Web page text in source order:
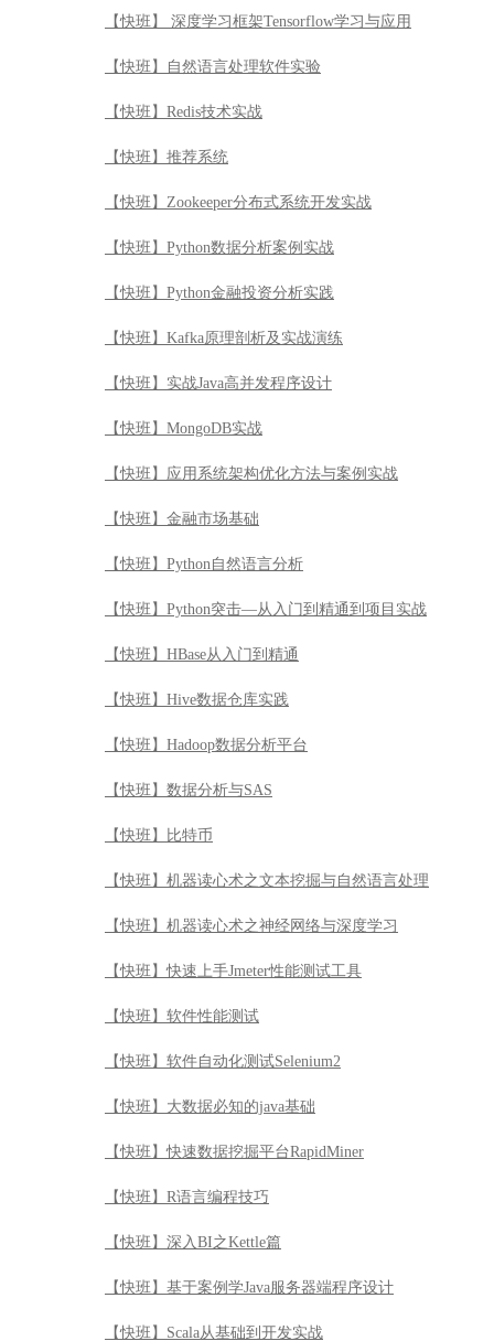
【快班】 深度学习框架Tensorflow学习与应用
【快班】自然语言处理软件实验
【快班】Redis技术实战
【快班】推荐系统
【快班】Zookeeper分布式系统开发实战
【快班】Python数据分析案例实战
【快班】Python金融投资分析实践
【快班】Kafka原理剖析及实战演练
【快班】实战Java高并发程序设计
【快班】MongoDB实战
【快班】应用系统架构优化方法与案例实战
【快班】金融市场基础
【快班】Python自然语言分析
【快班】Python突击—从入门到精通到项目实战
【快班】HBase从入门到精通
【快班】Hive数据仓库实践
【快班】Hadoop数据分析平台
【快班】数据分析与SAS
【快班】比特币
【快班】机器读心术之文本挖掘与自然语言处理
【快班】机器读心术之神经网络与深度学习
【快班】快速上手Jmeter性能测试工具
【快班】软件性能测试
【快班】软件自动化测试Selenium2
【快班】大数据必知的java基础
【快班】快速数据挖掘平台RapidMiner
【快班】R语言编程技巧
【快班】深入BI之Kettle篇
【快班】基于案例学Java服务器端程序设计
【快班】Scala从基础到开发实战